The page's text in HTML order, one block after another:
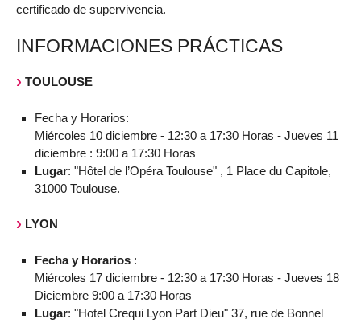
certificado de supervivencia.
INFORMACIONES PRÁCTICAS
TOULOUSE
Fecha y Horarios:
Miércoles 10 diciembre - 12:30 a 17:30 Horas - Jueves 11
diciembre : 9:00 a 17:30 Horas
Lugar: "Hôtel de l’Opéra Toulouse" , 1 Place du Capitole,
31000 Toulouse.
LYON
Fecha y Horarios:
Miércoles 17 diciembre - 12:30 a 17:30 Horas - Jueves 18
Diciembre 9:00 a 17:30 Horas
Lugar: "Hotel Crequi Lyon Part Dieu" 37, rue de Bonnel